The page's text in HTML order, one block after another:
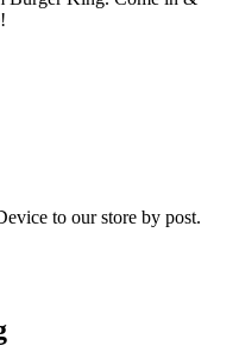
to our store by post.